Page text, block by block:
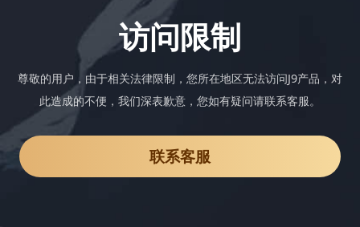
访问限制
尊敬的用户，由于相关法律限制，您所在地区无法访问J9产品，对
此造成的不便，我们深表歉意，您如有疑问请联系客服。
联系客服